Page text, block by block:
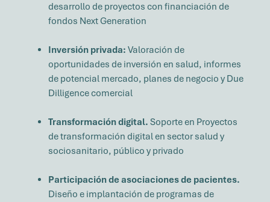
desarrollo de proyectos con financiación de
fondos Next Generation
Inversión privada: Valoración de
oportunidades de inversión en salud, informes
de potencial mercado, planes de negocio y Due
Dilligence comercial
Transformación digital. Soporte en Proyectos
de transformación digital en sector salud y
sociosanitario, público y privado
Participación de asociaciones de pacientes.
Diseño e implantación de programas de